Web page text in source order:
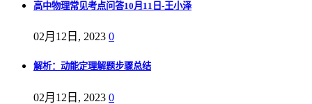
高中物理常见考点问答10月11日-王小泽
02月12日, 2023 0
解析：动能定理解题步骤总结
02月12日, 2023 0